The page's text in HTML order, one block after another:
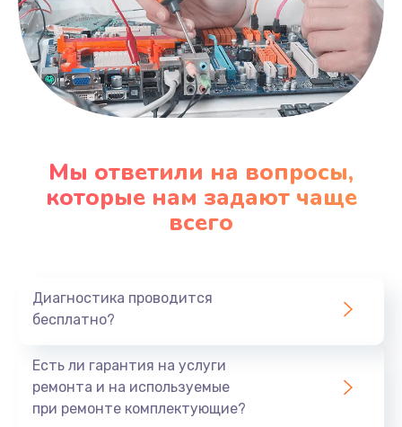
Мы ответили на вопросы,
которые нам задают чаще
всего
Диагностика проводится
бесплатно?
Есть ли гарантия на услуги
ремонта и на используемые
при ремонте комплектующие?